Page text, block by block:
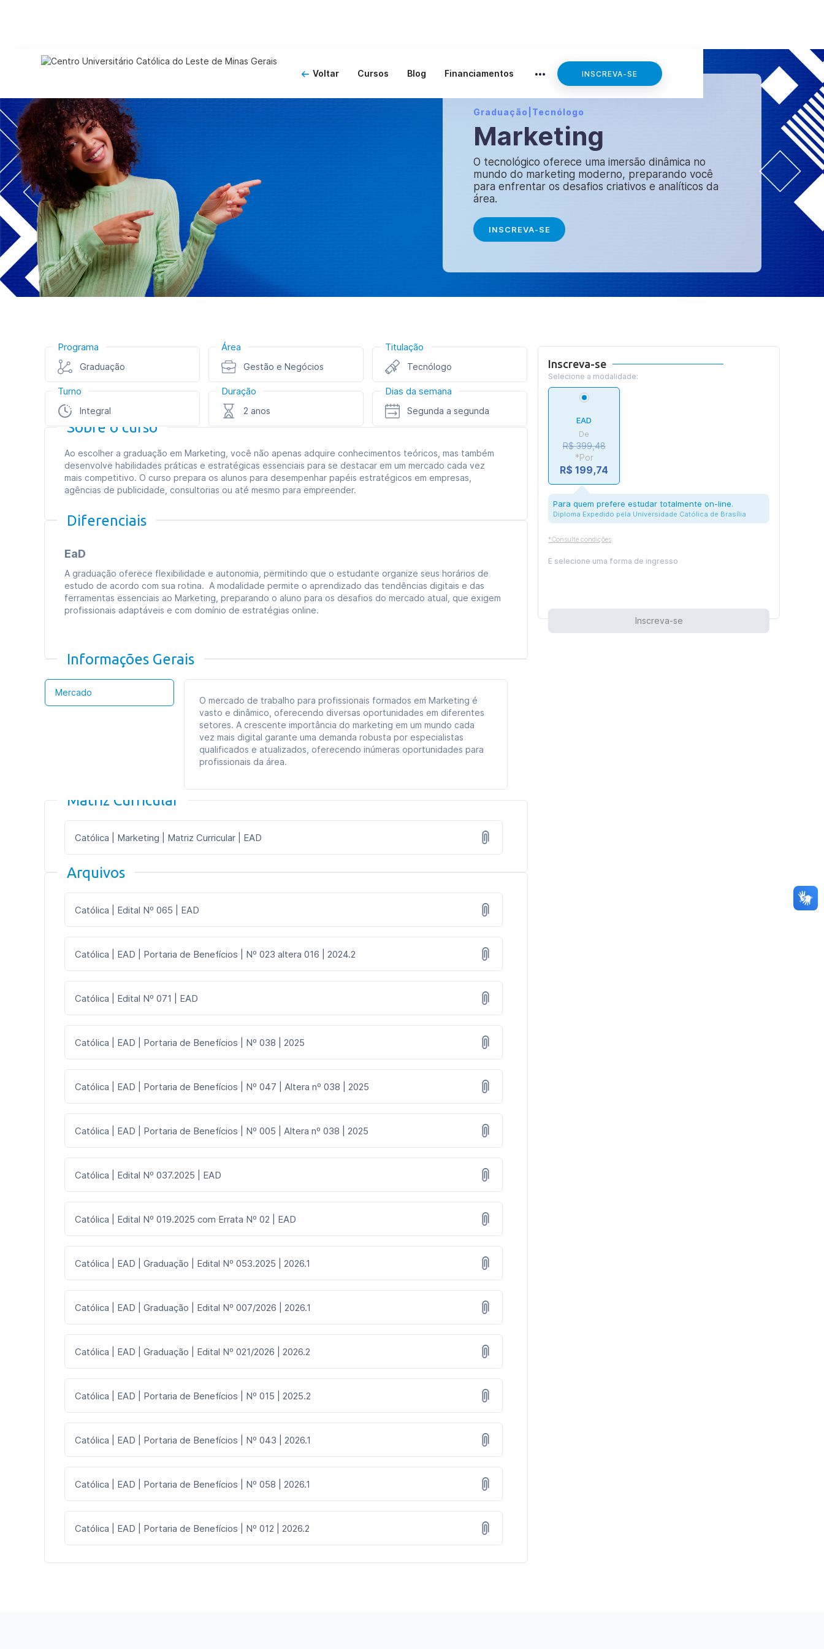
Voltar Cursos Blog Financiamentos INSCREVA-SE
Graduação Tecnólogo
Marketing
O tecnológico oferece uma imersão dinâmica no
mundo do marketing moderno, preparando você
para enfrentar os desafios criativos e analíticos da
área.
INSCREVA-SE
Programa
Graduação
Área
Gestão e Negócios
Titulação
Tecnólogo
Turno
Integral
Duração
2 anos
Dias da semana
Segunda a segunda
Sobre o curso
Ao escolher a graduação em Marketing, você não apenas adquire conhecimentos teóricos, mas também
desenvolve habilidades práticas e estratégicas essenciais para se destacar em um mercado cada vez
mais competitivo. O curso prepara os alunos para desempenhar papéis estratégicos em empresas,
agências de publicidade, consultorias ou até mesmo para empreender.
Diferenciais
EaD
A graduação oferece flexibilidade e autonomia, permitindo que o estudante organize seus horários de
estudo de acordo com sua rotina. A modalidade permite o aprendizado das tendências digitais e das
ferramentas essenciais ao Marketing, preparando o aluno para os desafios do mercado atual, que exigem
profissionais adaptáveis e com domínio de estratégias online.
Informações Gerais
Mercado
O mercado de trabalho para profissionais formados em Marketing é
vasto e dinâmico, oferecendo diversas oportunidades em diferentes
setores. A crescente importância do marketing em um mundo cada
vez mais digital garante uma demanda robusta por especialistas
qualificados e atualizados, oferecendo inúmeras oportunidades para
profissionais da área.
Matriz Curricular
Católica | Marketing | Matriz Curricular | EAD
Arquivos
Católica | Edital Nº 065 | EAD
Católica | EAD | Portaria de Benefícios | Nº 023 altera 016 | 2024.2
Católica | Edital Nº 071 | EAD
Católica | EAD | Portaria de Benefícios | Nº 038 | 2025
Católica | EAD | Portaria de Benefícios | Nº 047 | Altera nº 038 | 2025
Católica | EAD | Portaria de Benefícios | Nº 005 | Altera nº 038 | 2025
Católica | Edital Nº 037.2025 | EAD
Católica | Edital Nº 019.2025 com Errata Nº 02 | EAD
Católica | EAD | Graduação | Edital Nº 053.2025 | 2026.1
Católica | EAD | Graduação | Edital Nº 007/2026 | 2026.1
Católica | EAD | Graduação | Edital Nº 021/2026 | 2026.2
Católica | EAD | Portaria de Benefícios | Nº 015 | 2025.2
Católica | EAD | Portaria de Benefícios | Nº 043 | 2026.1
Católica | EAD | Portaria de Benefícios | Nº 058 | 2026.1
Católica | EAD | Portaria de Benefícios | Nº 012 | 2026.2
Inscreva-se
Selecione a modalidade:
EAD
De
R$ 399,48
*Por
R$ 199,74
Para quem prefere estudar totalmente on-line.
Diploma Expedido pela Universidade Católica de Brasília
*Consulte condições
E selecione uma forma de ingresso
Inscreva-se